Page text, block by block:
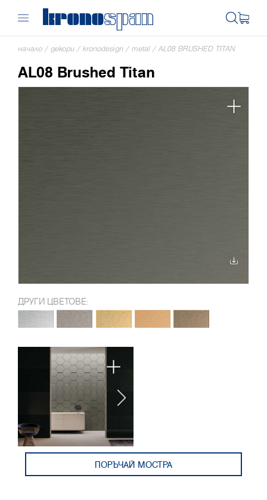
начало / декори / kronodesign / metal /AL08 BRUSHED TITAN
AL08 Brushed Titan
ДРУГИ ЦВЕТОВЕ:
ПОРЪЧАЙ МОСТРА